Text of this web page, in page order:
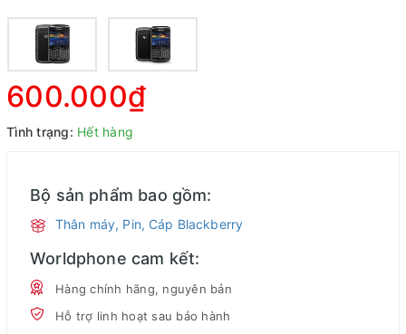
600.000₫
Tình trạng: Hết hàng
Bộ sản phẩm bao gồm:
Thân máy, Pin, Cáp Blackberry
Worldphone cam kết:
Hàng chính hãng, nguyên bản
Hỗ trợ linh hoạt sau bảo hành